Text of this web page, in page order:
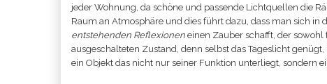
jeder Wohnung, da schöne und passende Lichtquellen die
Raum an Atmosphäre und dies führt dazu, dass man sich
entstehenden Reflexionen einen Zauber schafft, der
ausgeschalteten Zustand, denn selbst das Tageslicht
ein Objekt das nicht nur seiner Funktion unterliegt, sondern